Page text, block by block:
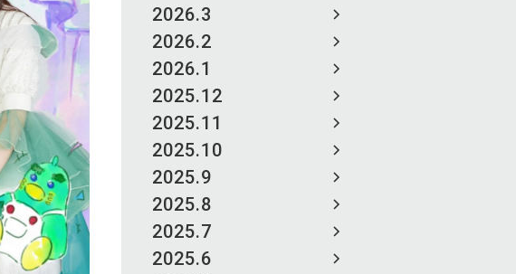
2026.3
2026.2
2026.1
2025.12
2025.11
2025.10
2025.9
2025.8
2025.7
2025.6